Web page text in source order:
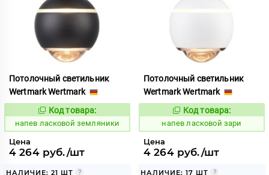
Потолочный светильник
Wertmark Wertmark
Код:
1083406
Код товара:
напев ласковой земляники
Цена
4 264 руб./шт
НАЛИЧИЕ: 21 ШТ
Потолочный светильник
Wertmark Wertmark
Код:
1083403
Код товара:
напев ласковой зари
Цена
4 264 руб./шт
НАЛИЧИЕ: 17 ШТ